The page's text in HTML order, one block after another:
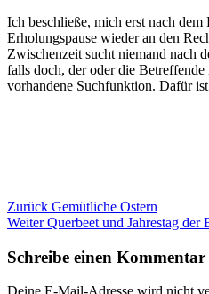
Ich beschließe, mich erst nach dem
Erholungspause wieder an den
Zwischenzeit sucht niemand nach
falls doch, der oder die
vorhandene Suchfunktion. Dafür
Beitragsnavigation
Zurück Gemütliche Ostern
Weiter Querbeet und Jahrestag der
Schreibe einen Kommentar